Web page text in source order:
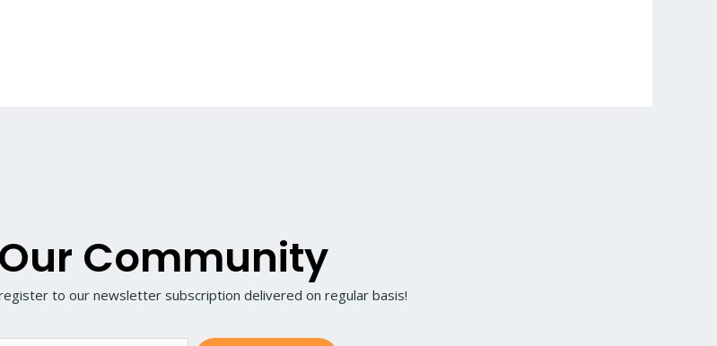
Community
to our newsletter subscription delivered on regular basis!